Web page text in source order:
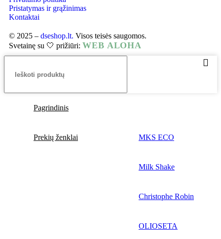
Pristatymas ir grąžinimas
Kontaktai
© 2025 – dseshop.lt. Visos teisės saugomos.
Svetainę su 🤍 prižiūri: WEB ALOHA
Pagrindinis
Prekių ženklai MKS ECO
Milk Shake
Christophe Robin
OLIOSETA